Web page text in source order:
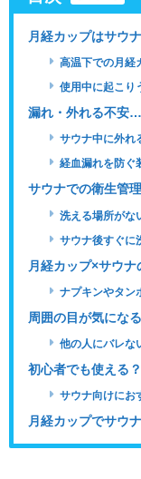
月経カップはサウ
高温下での月経
使用中に起こり
漏れ・外れる不安
サウナ中に外れ
経血漏れを防ぐ
サウナでの衛生管
洗える場所がな
サウナ後すぐに
月経カップ×サウ
ナプキンやタン
周囲の目が気にな
他の人にバレな
初心者でも使える
サウナ向けにお
月経カップでサウ